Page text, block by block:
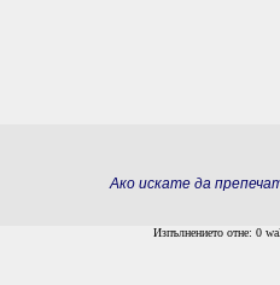
Ако искате да
Изпълнението отне: 0